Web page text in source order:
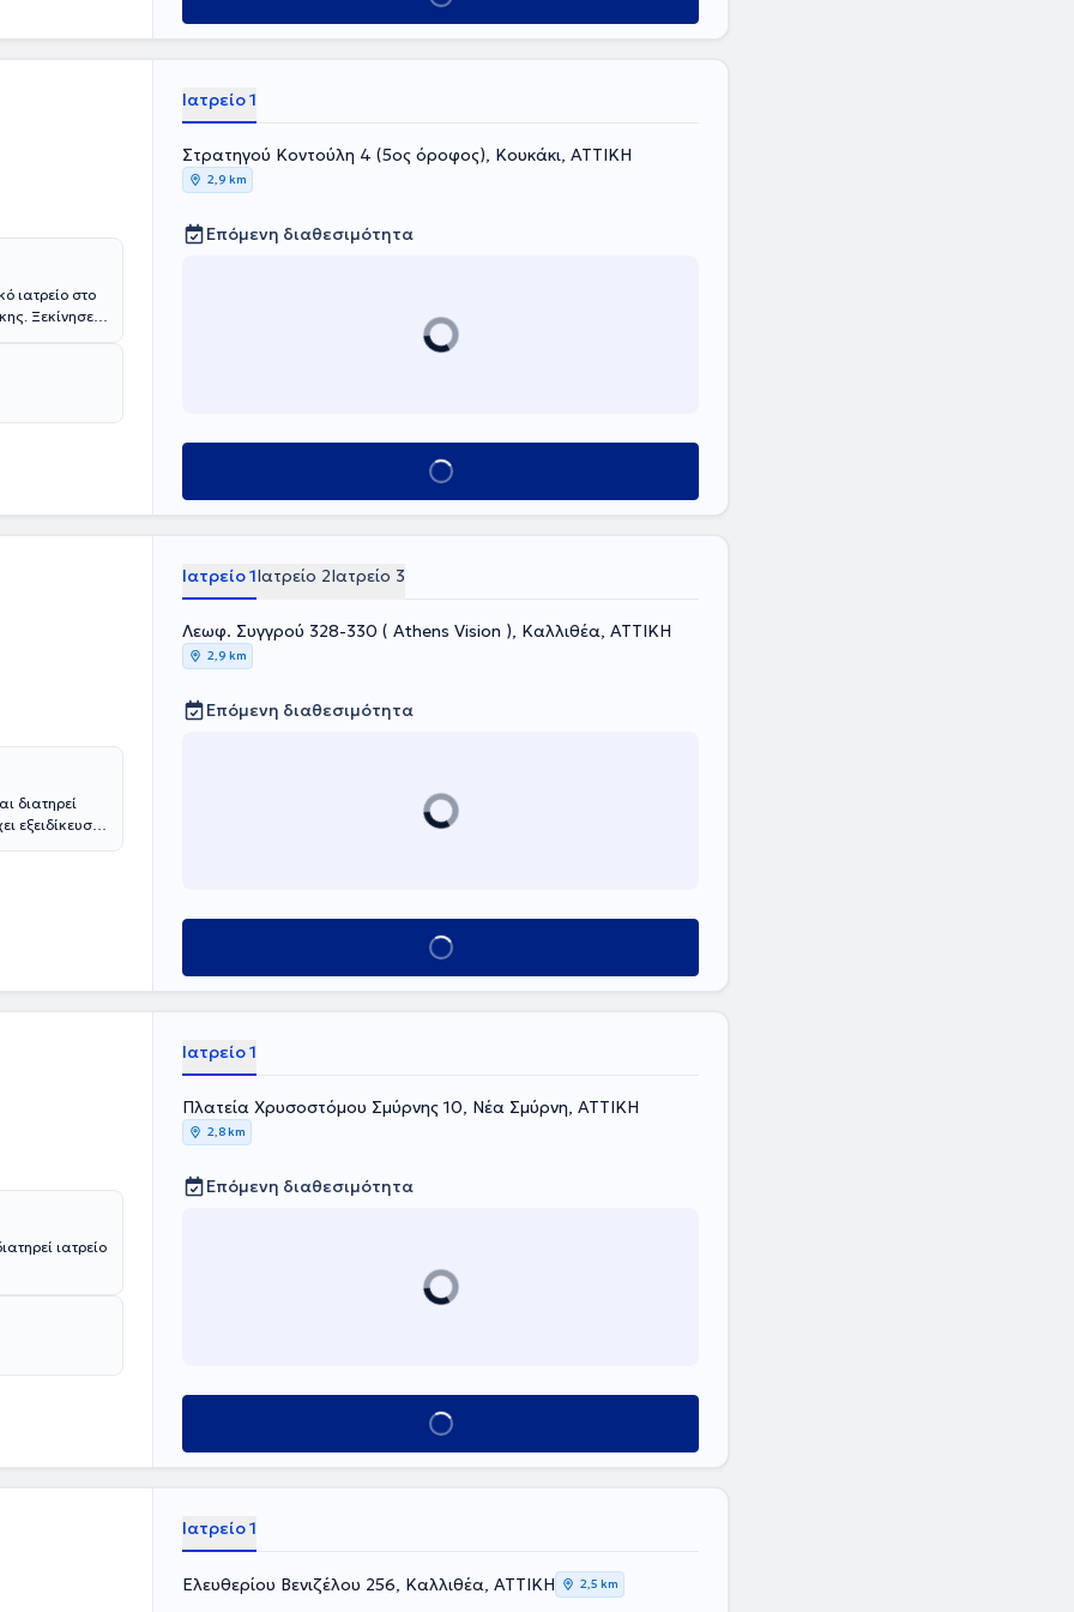
ιατρείο στο
Ξεκίνησε
όσο
εξωτερικό
Ιατρείο 1
Στρατηγού Κοντούλη 4 (5ος όροφος), Κουκάκι, ΑΤΤΙΚΗ
2,9 km
Επόμενη διαθεσιμότητα
Κλείσε ραντεβού
διατηρεί
εξειδίκευση
Π.
Το 2019
excimer
τη
Ιατρείο 1Ιατρείο 2Ιατρείο 3
Λεωφ. Συγγρού 328-330 ( Athens Vision ), Καλλιθέα, ΑΤΤΙΚΗ
2,9 km
Επόμενη διαθεσιμότητα
Κλείσε ραντεβού
ιατρείο
Ιατρείο 1
Πλατεία Χρυσοστόμου Σμύρνης 10, Νέα Σμύρνη, ΑΤΤΙΚΗ
2,8 km
Επόμενη διαθεσιμότητα
Κλείσε ραντεβού
Ιατρείο 1
Ελευθερίου Βενιζέλου 256, Καλλιθέα, ΑΤΤΙΚΗ 2,5 km